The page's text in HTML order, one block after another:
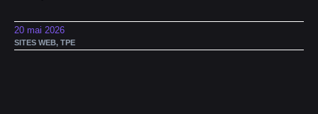
20 mai 2026
SITES WEB, TPE